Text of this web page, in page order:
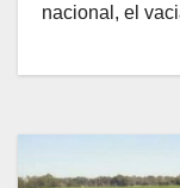
nacional, el